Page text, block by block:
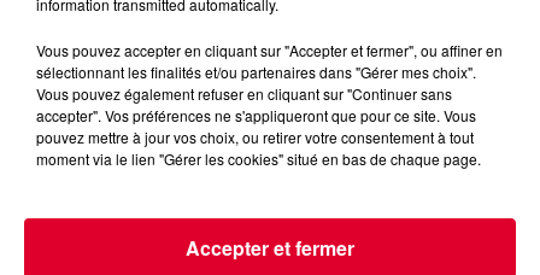
Crédit :@kaboompics / Pexels
information transmitted automatically.
Vous pouvez accepter en cliquant sur "Accepter et fermer", ou affiner en
sélectionnant les finalités et/ou partenaires dans "Gérer mes choix".
Vous pouvez également refuser en cliquant sur "Continuer sans
accepter". Vos préférences ne s'appliqueront que pour ce site. Vous
pouvez mettre à jour vos choix, ou retirer votre consentement à tout
moment via le lien "Gérer les cookies" situé en bas de chaque page.
Accepter et fermer